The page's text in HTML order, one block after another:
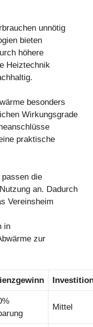
unnötig
bieten
höhere
Heiztechnik
besonders
Wirkungsgrade
praktische
die
an. Dadurch
Vereinsheim
in
zur
Mittel